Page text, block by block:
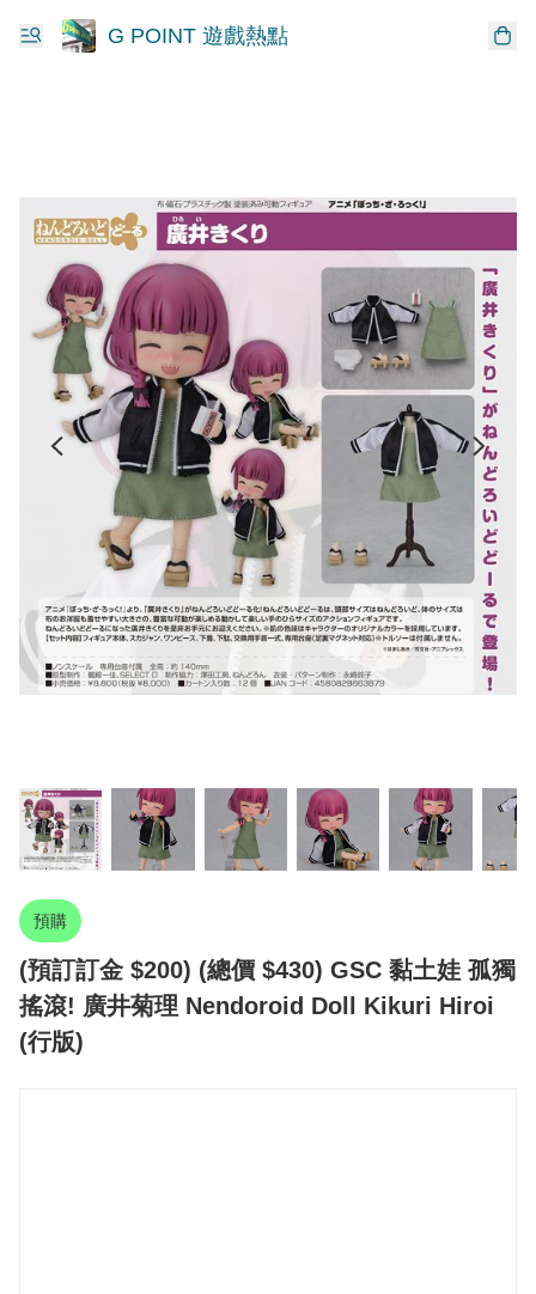
G POINT 遊戲熱點
預購
(預訂訂金 $200) (總價 $430) GSC 黏土娃 孤獨
搖滾! 廣井菊理 Nendoroid Doll Kikuri Hiroi
(行版)